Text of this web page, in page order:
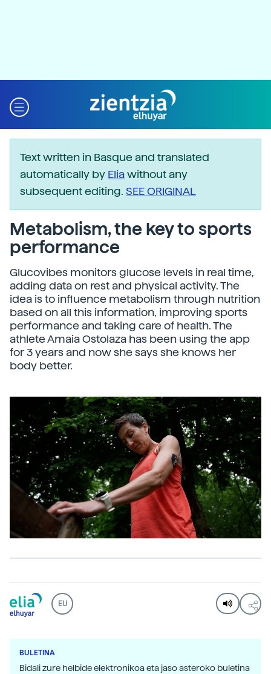
Text written in Basque and translated
automatically by Eliawithout any
subsequent editing. SEE ORIGINAL
Metabolism, the key to sports
performance
Glucovibes monitors glucose levels in real time,
adding data on rest and physical activity. The
idea is to influence metabolism through nutrition
based on all this information, improving sports
performance and taking care of health. The
athlete Amaia Ostolaza has been using the app
for 3 years and now she says she knows her
body better.
EU
BULETINA
Bidali zure helbide elektronikoa eta jaso asteroko buletina